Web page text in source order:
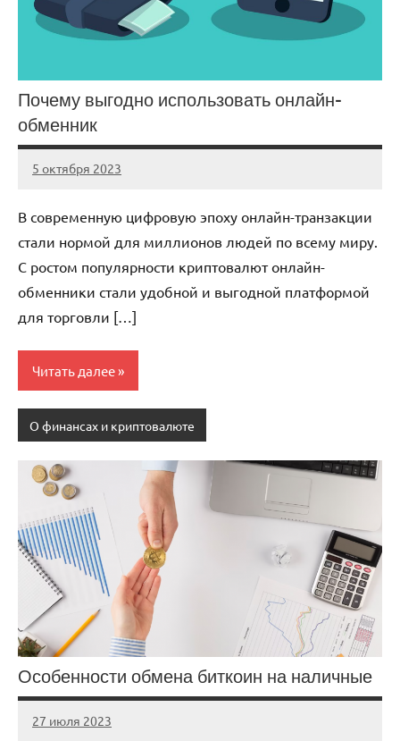
Почему выгодно использовать онлайн-
обменник
5 октября 2023
Avtor
Нет
В современную цифровую эпоху онлайн-транзакции
стали нормой для миллионов людей по всему миру.
С ростом популярности криптовалют онлайн-
обменники стали удобной и выгодной платформой
для торговли […]
Читать далее
О финансах и криптовалюте
Особенности обмена биткоин на наличные
27 июля 2023
Avtor
Нет